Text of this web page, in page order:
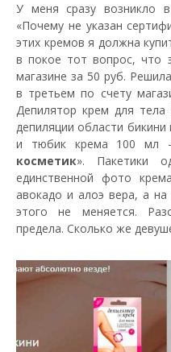
У меня сразу возникло
«Почему не указан
этих кремов я должна
в покое тот вопрос, что
магазине за 50 руб.
в третьем по счету
Депилятор крем для
депиляции области
и тюбик крема 100 мл
косметик». Пакетики
единственной фото
авокадо и алоэ вера, а
этого не меняется.
предела. Сколько же